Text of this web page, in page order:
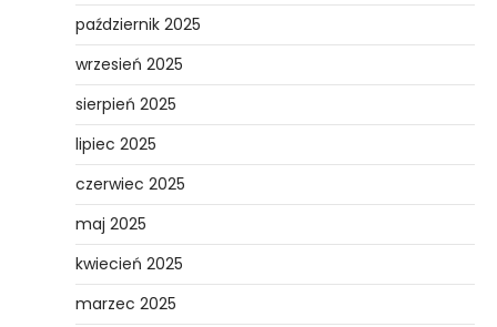
październik 2025
wrzesień 2025
sierpień 2025
lipiec 2025
czerwiec 2025
maj 2025
kwiecień 2025
marzec 2025